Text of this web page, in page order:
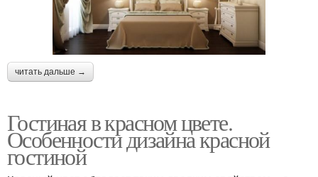
читать дальше →
Гостиная в красном цвете.
Особенности дизайна красной
гостиной